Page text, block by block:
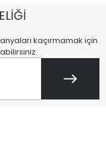
kaçırmamak için